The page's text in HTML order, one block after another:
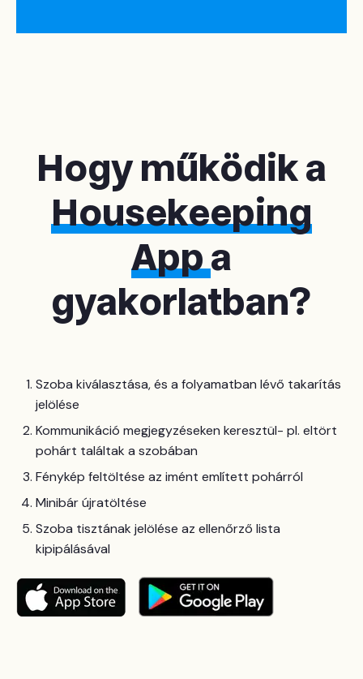
Hogy működik a
Housekeeping
Appa
gyakorlatban?
Szoba kiválasztása, és a folyamatban lévő takarítás
jelölése
Kommunikáció megjegyzéseken keresztül- pl. eltört
pohárt találtak a szobában
Fénykép feltöltése az imént említett pohárról
Minibár újratöltése
Szoba tisztának jelölése az ellenőrző lista
kipipálásával